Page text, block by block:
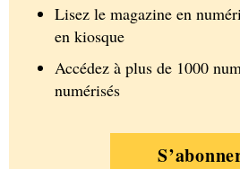
Lisez le magazine en
en kiosque
Accédez à plus de 1000
numérisés